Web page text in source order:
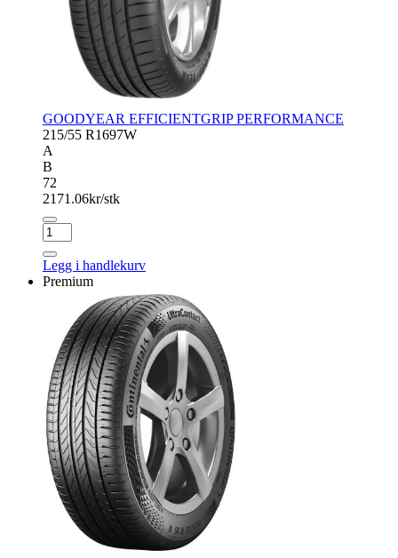
GOODYEAR EFFICIENTGRIP PERFORMANCE
215/55 R1697W
A
B
72
2171.06kr/stk
GOODYEAR
EFFICIENTGRIP
PERFORMANCE
antall
Legg i handlekurv
Premium